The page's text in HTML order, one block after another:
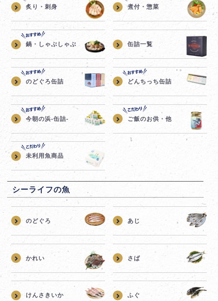
炙り・刺身 煮付・惣菜
鍋・しゃぶしゃぶ 缶詰一覧
のどぐろ缶詰 どんちっち缶詰
今朝の浜-缶詰- ご飯のお供・他
未利用魚商品
シーライフの魚
のどぐろ あじ
かれい さば
けんさきいか ふぐ